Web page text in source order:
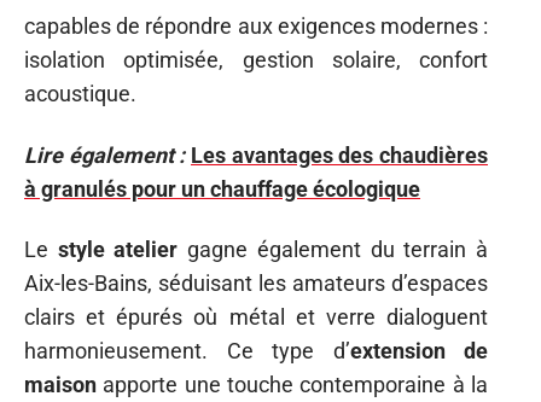
capables de répondre aux exigences modernes :
isolation optimisée, gestion solaire, confort
acoustique.
Lire également : Les avantages des chaudières
à granulés pour un chauffage écologique
Le style atelier gagne également du terrain à
Aix-les-Bains, séduisant les amateurs d’espaces
clairs et épurés où métal et verre dialoguent
harmonieusement. Ce type d’extension de
maison apporte une touche contemporaine à la